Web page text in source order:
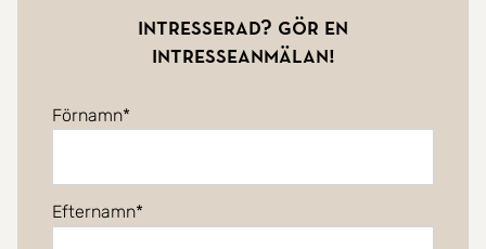
Intresserad? Gör en
intresseanmälan!
Förnamn
Efternamn